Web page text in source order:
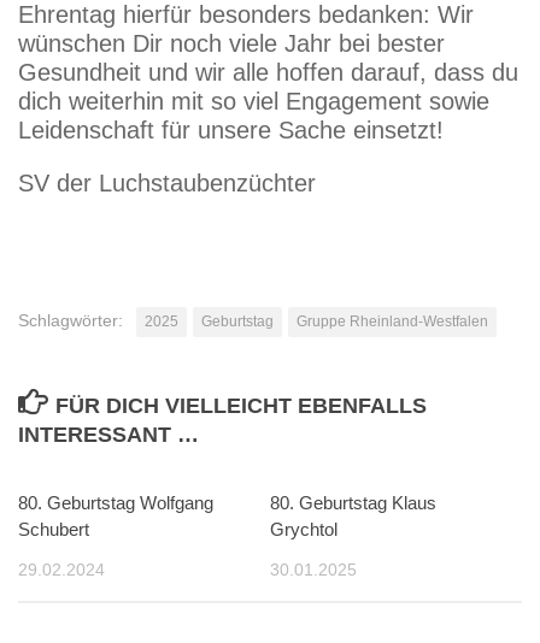
Ehrentag hierfür besonders bedanken: Wir
wünschen Dir noch viele Jahr bei bester
Gesundheit und wir alle hoffen darauf, dass du
dich weiterhin mit so viel Engagement sowie
Leidenschaft für unsere Sache einsetzt!
SV der Luchstaubenzüchter
Schlagwörter: 2025 Geburtstag Gruppe Rheinland-Westfalen
FÜR DICH VIELLEICHT EBENFALLS
INTERESSANT …
80. Geburtstag Wolfgang
Schubert
29.02.2024
80. Geburtstag Klaus
Grychtol
30.01.2025